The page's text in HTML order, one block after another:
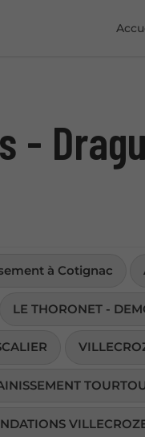
-
à Cotignac
LE THORONET -